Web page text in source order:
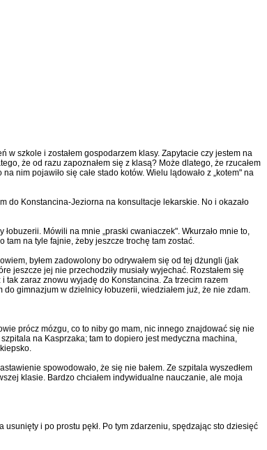
w szkole i zostałem gospodarzem klasy. Zapytacie czy jestem na
że od razu zapoznałem się z klasą? Może dlatego, że rzucałem
nim pojawiło się całe stado kotów. Wielu lądowało z „kotem" na
do Konstancina-Jeziorna na konsultacje lekarskie. No i okazało
Mówili na mnie „praski cwaniaczek". Wkurzało mnie to,
tam na tyle fajnie, żeby jeszcze trochę tam zostać.
byłem zadowolony bo odrywałem się od tej dżungli (jak
jeszcze jej nie przechodziły musiały wyjechać. Rozstałem się
tak zaraz znowu wyjadę do Konstancina. Za trzecim razem
do gimnazjum w dzielnicy łobuzerii, wiedziałem już, że nie zdam.
prócz mózgu, co to niby go mam, nic innego znajdować się nie
na Kasprzaka; tam to dopiero jest medyczna machina,
spowodowało, że się nie bałem. Ze szpitala wyszedłem
klasie. Bardzo chciałem indywidualne nauczanie, ale moja
usunięty i po prostu pękł. Po tym zdarzeniu, spędzając sto dziesięć